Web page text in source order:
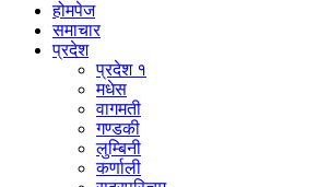
होमपेज
समाचार
प्रदेश
प्रदेश १
मधेस
वागमती
गण्डकी
लुम्बिनी
कर्णाली